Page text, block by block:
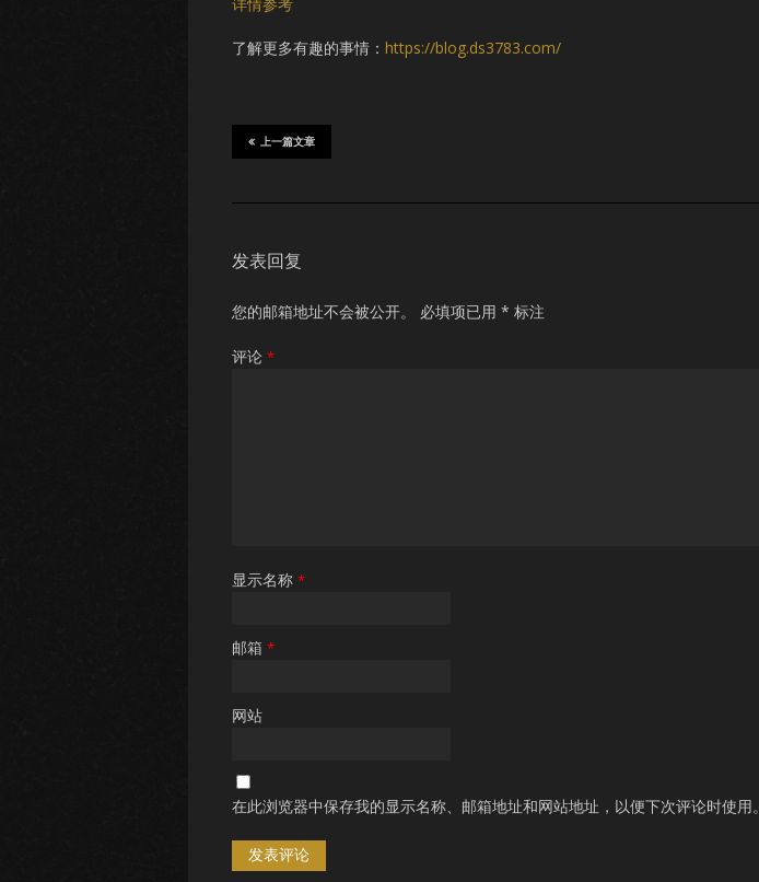
了解更多有趣的事情： https://blog.ds3783.com/
上一篇文章
发表回复
您的邮箱地址不会被公开。 必填项已用 * 标注
评论 *
显示名称 *
邮箱 *
网站
在此浏览器中保存我的显示名称、邮箱地址和网站地址，以便下次评论时使用。